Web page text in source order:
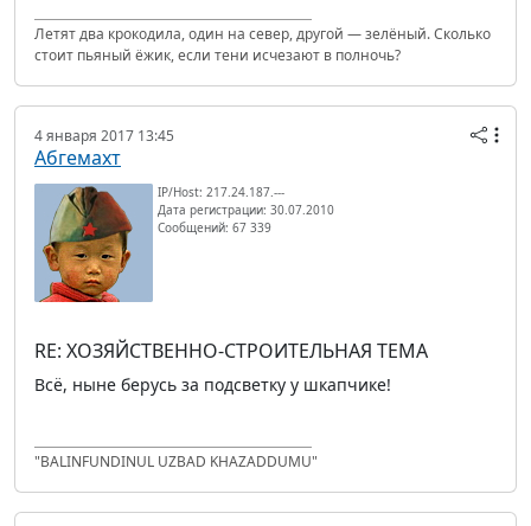
Летят два крокодила, один на север, другой — зелёный. Сколько
стоит пьяный ёжик, если тени исчезают в полночь?
4 января 2017 13:45
Абгемахт
IP/Host: 217.24.187.---
Дата регистрации: 30.07.2010
Сообщений: 67 339
RE: ХОЗЯЙСТВЕННО-СТРОИТЕЛЬНАЯ ТЕМА
Всё, ныне берусь за подсветку у шкапчике!
"BALINFUNDINUL UZBAD KHAZADDUMU"